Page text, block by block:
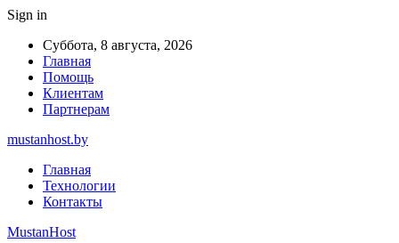
Sign in
Суббота, 8 августа, 2026
Главная
Помощь
Клиентам
Партнерам
mustanhost.by
Главная
Технологии
Контакты
MustanHost